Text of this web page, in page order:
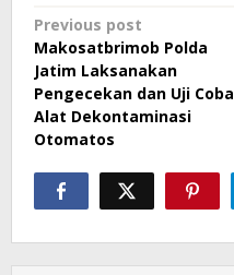
Post
navigation
Previous post
Makosatbrimob Polda
Jatim Laksanakan
Pengecekan dan Uji Coba
Alat Dekontaminasi
Otomatos